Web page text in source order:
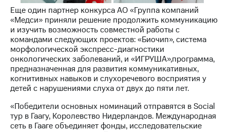
Еще один партнер конкурса АО «Группа компаний
«Медси» приняли решение продолжить коммуникацию
и изучить возможность совместной работы с
командами следующих проектов: «Биочип», система
морфологической экспресс-диагностики
онкологических заболеваний, и «ИГРУША»,программа,
предназначенная для развития коммуникативных,
когнитивных навыков и слухоречевого восприятия у
детей с нарушениями слуха от двух до пяти лет.
«Победители основных номинаций отправятся в Social
тур в Гаагу, Королевство Нидерландов. Международная
сеть в Гааге объединяет фонды, исследовательские